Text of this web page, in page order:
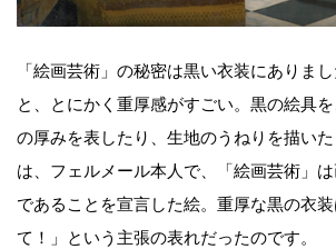
「絵画芸術」の秘密は黒い衣装にありま
と、とにかく重厚感がすごい。黒の絵具
の厚みを表したり、生地のうねりを描い
は、フェルメール本人で、「絵画芸術」
であることを宣言した絵。重厚な黒の衣
て！」という主張の表れだったのです。